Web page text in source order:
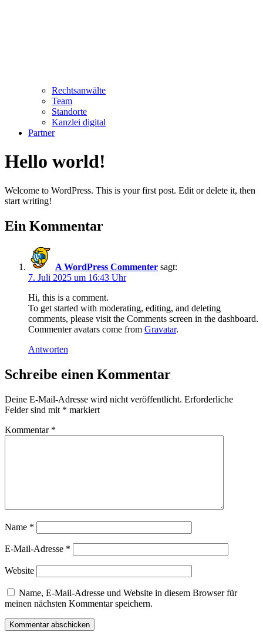
Rechtsanwälte
Team
Standorte
Kanzlei digital
Partner
Hello world!
Welcome to WordPress. This is your first post. Edit or delete it, then
start writing!
Ein Kommentar
A WordPress Commenter sagt:
7. Juli 2025 um 16:43 Uhr
Hi, this is a comment.
To get started with moderating, editing, and deleting
comments, please visit the Comments screen in the dashboard.
Commenter avatars come from Gravatar.
Antworten
Schreibe einen Kommentar
Deine E-Mail-Adresse wird nicht veröffentlicht. Erforderliche
Felder sind mit * markiert
Kommentar *
Name *
E-Mail-Adresse *
Website
Name, E-Mail-Adresse und Website in diesem Browser für
meinen nächsten Kommentar speichern.